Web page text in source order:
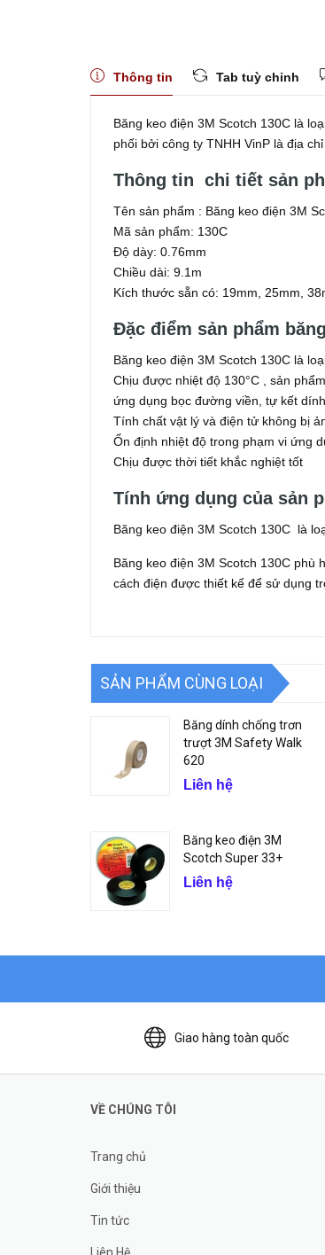
Thông tin Tab tuỳ chỉnh
Băng keo điện 3M Scotch 130C là
phối bởi công ty TNHH VinP là địa
Thông tin chi tiết sản
Tên sản phẩm : Băng keo điện 3M
Mã sản phẩm: 130C
Độ dày: 0.76mm
Chiều dài: 9.1m
Kích thước sẵn có: 19mm, 25mm,
Đặc điểm sản phẩm
Băng keo điện 3M Scotch 130C là
Chịu được nhiệt độ 130°C , sản
ứng dụng bọc đường viền, tự kết
Tính chất vật lý và điện tử không bị
Ổn định nhiệt độ trong phạm vi ứng
Chịu được thời tiết khắc nghiệt tốt
Tính ứng dụng của sản
Băng keo điện 3M Scotch 130C là
Băng keo điện 3M Scotch 130C phù
cách điện được thiết kế để sử dụng
SẢN PHẨM CÙNG LOẠI
Băng dính chống trơn
trượt 3M Safety Walk
620
Liên hệ
Băng keo điện 3M
Scotch Super 33+
Liên hệ
Giao hàng toàn quốc
VỀ CHÚNG TÔI
Trang chủ
Giới thiệu
Tin tức